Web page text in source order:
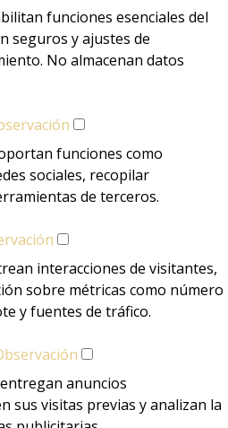
funciones esenciales del
seguros y ajustes de
No almacenan datos
funciones como
sociales, recopilar
de terceros.
interacciones de visitantes,
sobre métricas como número
y fuentes de tráfico.
anuncios
sus visitas previas y analizan la